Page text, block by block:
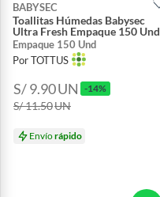
BABYSEC
Toallitas Húmedas Babysec
Ultra Fresh Empaque 150 Und
Empaque 150 Und
Por TOTTUS
S/ 9.90UN -14%
S/ 11.50UN
Envíorápido